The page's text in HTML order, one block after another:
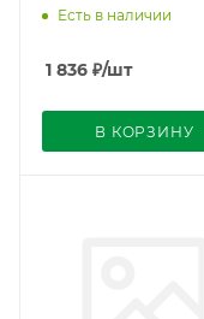
Есть в наличии
1 836 ₽/шт
В КОРЗИНУ